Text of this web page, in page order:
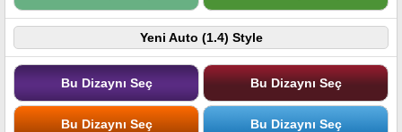
Yeni Auto (1.4) Style
Bu Dizaynı Seç Bu Dizaynı Seç
Bu Dizaynı Seç Bu Dizaynı Seç